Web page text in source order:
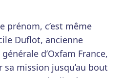
prénom, c’est même
Duflot, ancienne
d’Oxfam France,
mission jusqu’au bout